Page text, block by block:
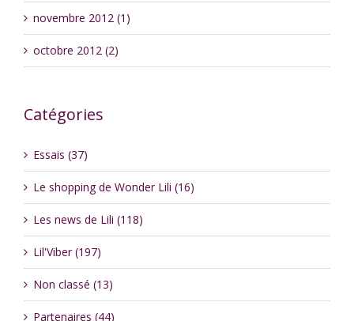
novembre 2012 (1)
octobre 2012 (2)
Catégories
Essais (37)
Le shopping de Wonder Lili (16)
Les news de Lili (118)
Lil'Viber (197)
Non classé (13)
Partenaires (44)